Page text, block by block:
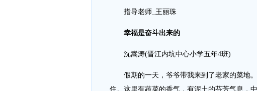
指导老师_王丽珠
幸福是奋斗出来的
沈嵩涛(晋江内坑中心小学五年4班)
假期的一天，爷爷带我来到了老家的菜地。
住。这里有蔬菜的香气，有泥土的芬芳气息，